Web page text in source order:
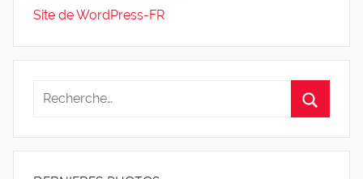
Site de WordPress-FR